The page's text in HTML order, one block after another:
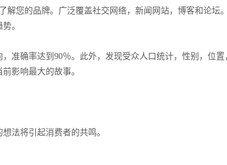
您的品牌。广泛覆盖社交网络，新闻网站，博客和论坛
。
确率达到90％。此外，发现受众人口统计，性别，位置
影响最大的故事。
法将引起消费者的共鸣。